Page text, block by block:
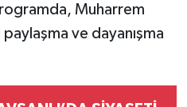
Muharrem
ve dayanışma